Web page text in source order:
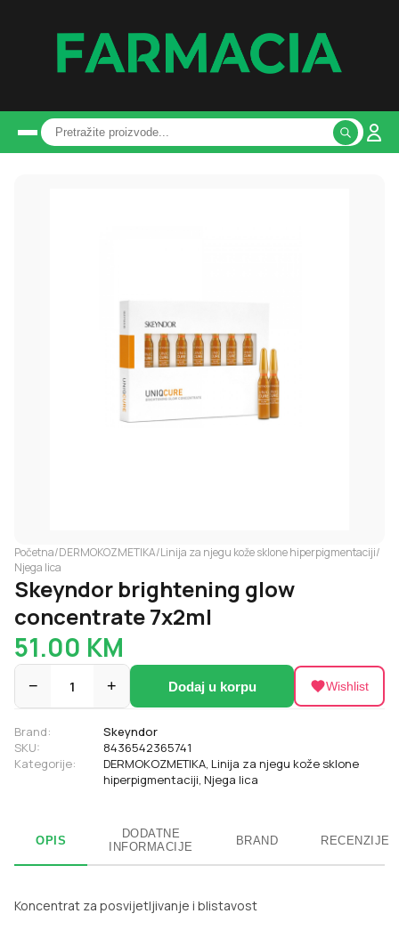
Početna/DERMOKOZMETIKA/Linija za njegu kože sklone hiperpigmentaciji/
Njega lica
Skeyndor brightening glow
concentrate 7x2ml
51.00 KM
− 1 + Dodaj u korpu Wishlist
Brand:
Skeyndor
SKU:
8436542365741
Kategorije:
DERMOKOZMETIKA, Linija za njegu kože sklone
hiperpigmentaciji, Njega lica
OPIS
DODATNE
INFORMACIJE
BRAND RECENZIJE
Koncentrat za posvijetljivanje i blistavost